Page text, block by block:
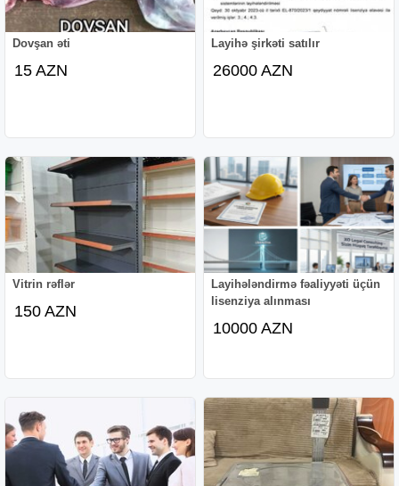
Dovşan əti
15 AZN
Layihə şirkəti satılır
26000 AZN
Vitrin rəflər
150 AZN
Layihələndirmə fəaliyyəti üçün
lisenziya alınması
10000 AZN